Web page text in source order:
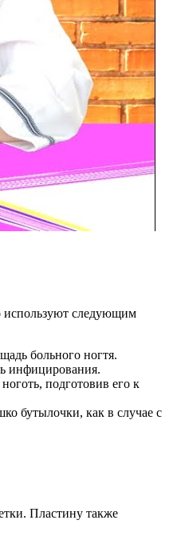
используют следующим
больного ногтя.
инфицирования.
подготовив его к
бутылочки, как в случае с
Пластину также